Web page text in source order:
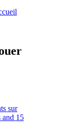
sur
and 15